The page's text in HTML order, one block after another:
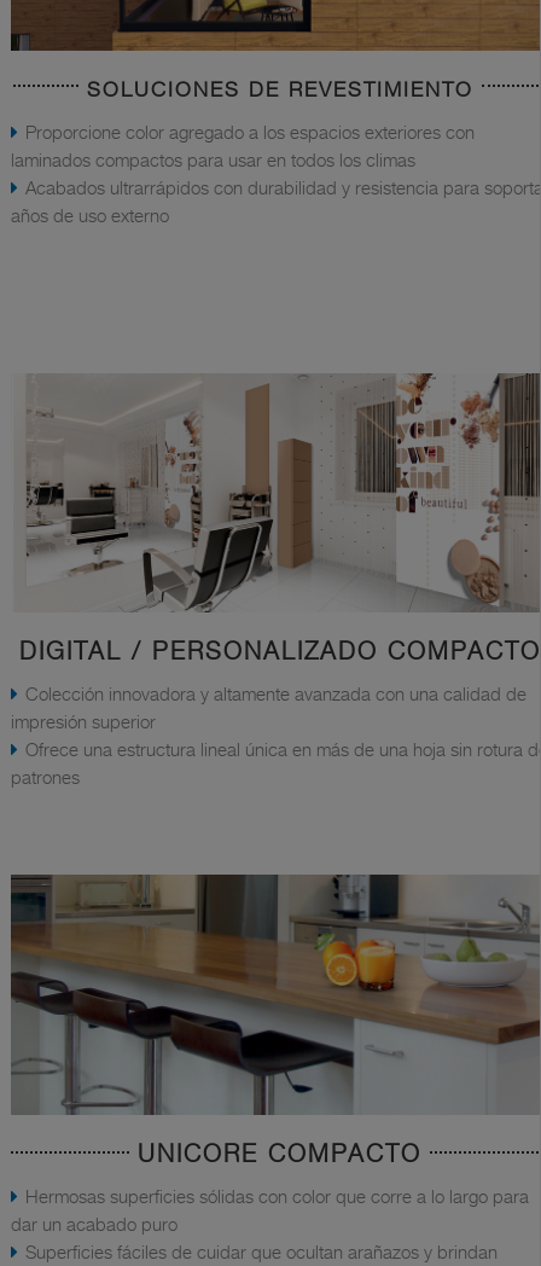
SOLUCIONES DE REVESTIMIENTO
Proporcione color agregado a los espacios exteriores con
laminados compactos para usar en todos los climas
Acabados ultrarrápidos con durabilidad y resistencia para
años de uso externo
DIGITAL / PERSONALIZADO COMPACTO
Colección innovadora y altamente avanzada con una calidad de
impresión superior
Ofrece una estructura lineal única en más de una hoja sin rotura
patrones
UNICORE COMPACTO
Hermosas superficies sólidas con color que corre a lo largo para
dar un acabado puro
Superficies fáciles de cuidar que ocultan arañazos y brindan